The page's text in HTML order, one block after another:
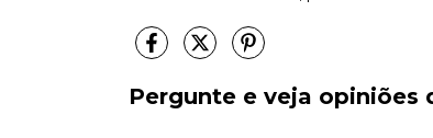
Pergunte e veja opiniões